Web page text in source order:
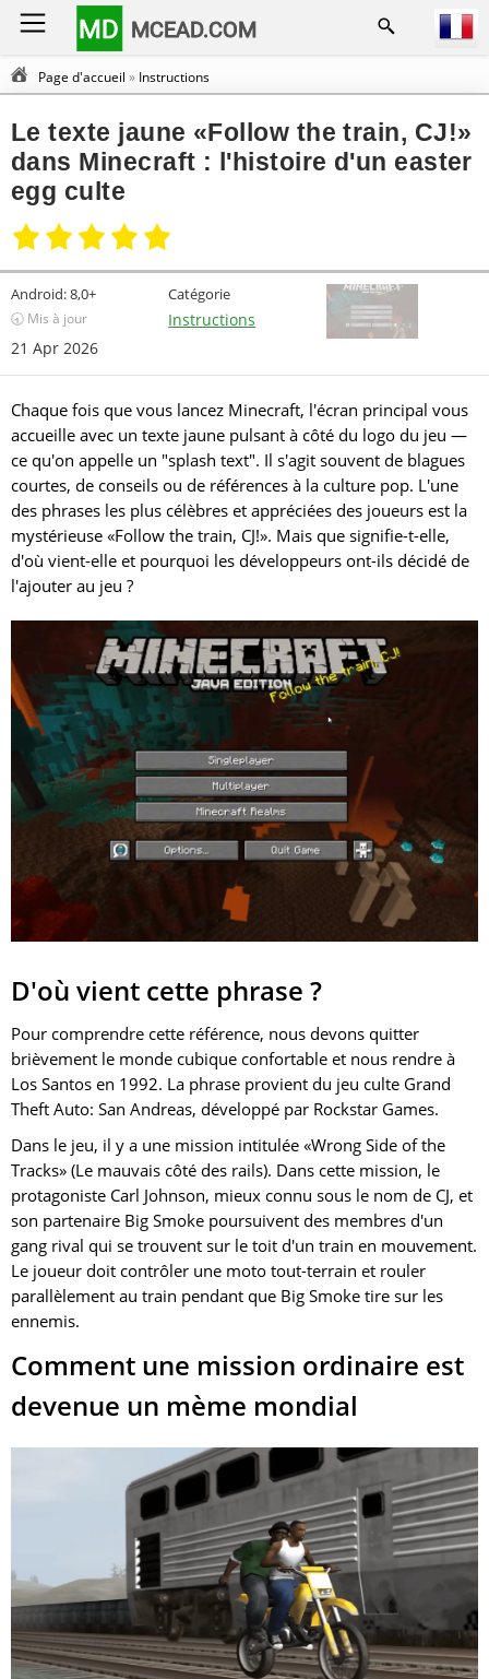
MD MCEAD.COM
Page d'accueil » Instructions
Le texte jaune «Follow the train, CJ!»
dans Minecraft : l'histoire d'un easter
egg culte
Android:8,0+
🕣 Mis à jour
21 Apr 2026
Catégorie
Instructions
Chaque fois que vous lancez Minecraft, l'écran principal vous
accueille avec un texte jaune pulsant à côté du logo du jeu —
ce qu'on appelle un "splash text". Il s'agit souvent de blagues
courtes, de conseils ou de références à la culture pop. L'une
des phrases les plus célèbres et appréciées des joueurs est la
mystérieuse «Follow the train, CJ!». Mais que signifie-t-elle,
d'où vient-elle et pourquoi les développeurs ont-ils décidé de
l'ajouter au jeu ?
D'où vient cette phrase ?
Pour comprendre cette référence, nous devons quitter
brièvement le monde cubique confortable et nous rendre à
Los Santos en 1992. La phrase provient du jeu culte Grand
Theft Auto: San Andreas, développé par Rockstar Games.
Dans le jeu, il y a une mission intitulée «Wrong Side of the
Tracks» (Le mauvais côté des rails). Dans cette mission, le
protagoniste Carl Johnson, mieux connu sous le nom de CJ, et
son partenaire Big Smoke poursuivent des membres d'un
gang rival qui se trouvent sur le toit d'un train en mouvement.
Le joueur doit contrôler une moto tout-terrain et rouler
parallèlement au train pendant que Big Smoke tire sur les
ennemis.
Comment une mission ordinaire est
devenue un mème mondial